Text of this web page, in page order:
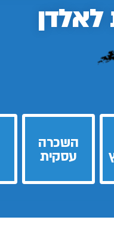
לאלדן
השכרה
עסקית